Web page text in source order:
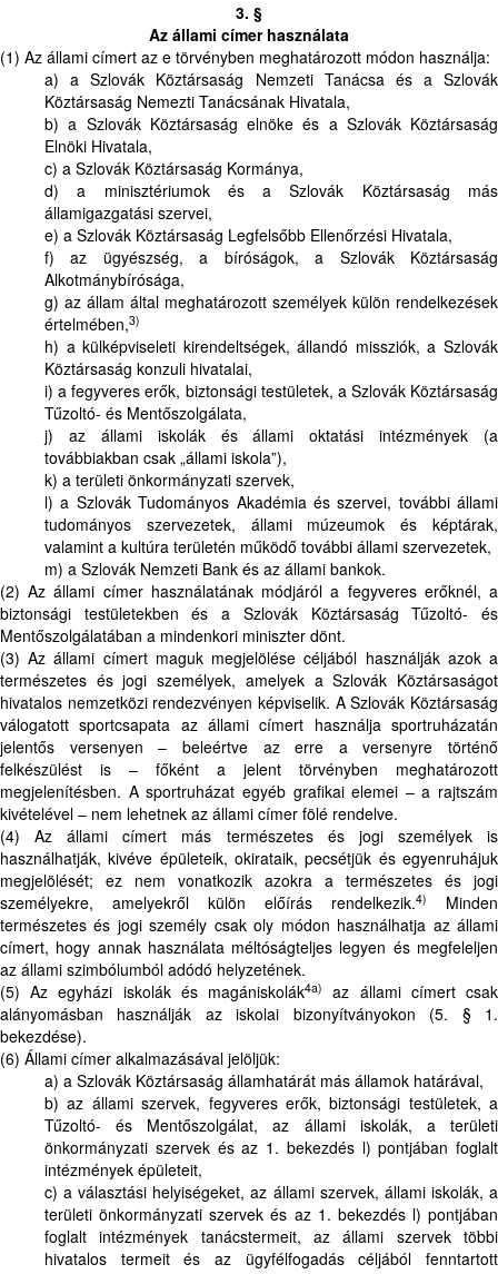
3. §
Az állami címer használata
(1) Az állami címert az e törvényben meghatározott módon használja:
a) a Szlovák Köztársaság Nemzeti Tanácsa és a Szlovák
Köztársaság Nemezti Tanácsának Hivatala,
b) a Szlovák Köztársaság elnöke és a Szlovák Köztársaság
Elnöki Hivatala,
c) a Szlovák Köztársaság Kormánya,
d) a minisztériumok és a Szlovák Köztársaság más
államigazgatási szervei,
e) a Szlovák Köztársaság Legfelsőbb Ellenőrzési Hivatala,
f) az ügyészség, a bíróságok, a Szlovák Köztársaság
Alkotmánybírósága,
g) az állam által meghatározott személyek külön rendelkezések
értelmében,3)
h) a külképviseleti kirendeltségek, állandó missziók, a Szlovák
Köztársaság konzuli hivatalai,
i) a fegyveres erők, biztonsági testületek, a Szlovák Köztársaság
Tűzoltó- és Mentőszolgálata,
j) az állami iskolák és állami oktatási intézmények (a
továbbiakban csak „állami iskola”),
k) a területi önkormányzati szervek,
l) a Szlovák Tudományos Akadémia és szervei, további állami
tudományos szervezetek, állami múzeumok és képtárak,
valamint a kultúra területén működő további állami szervezetek,
m) a Szlovák Nemzeti Bank és az állami bankok.
(2) Az állami címer használatának módjáról a fegyveres erőknél, a
biztonsági testületekben és a Szlovák Köztársaság Tűzoltó- és
Mentőszolgálatában a mindenkori miniszter dönt.
(3) Az állami címert maguk megjelölése céljából használják azok a
természetes és jogi személyek, amelyek a Szlovák Köztársaságot
hivatalos nemzetközi rendezvényen képviselik. A Szlovák Köztársaság
válogatott sportcsapata az állami címert használja sportruházatán
jelentős versenyen – beleértve az erre a versenyre történő
felkészülést is – főként a jelent törvényben meghatározott
megjelenítésben. A sportruházat egyéb grafikai elemei – a rajtszám
kivételével – nem lehetnek az állami címer fölé rendelve.
(4) Az állami címert más természetes és jogi személyek is
használhatják, kivéve épületeik, okirataik, pecsétjük és egyenruhájuk
megjelölését; ez nem vonatkozik azokra a természetes és jogi
személyekre, amelyekről külön előírás rendelkezik.4)
Minden
természetes és jogi személy csak oly módon használhatja az állami
címert, hogy annak használata méltóságteljes legyen és megfeleljen
az állami szimbólumból adódó helyzetének.
(5) Az egyházi iskolák és magániskolák4a)
az állami címert csak
alányomásban használják az iskolai bizonyítványokon (5. § 1.
bekezdése).
(6) Állami címer alkalmazásával jelöljük:
a) a Szlovák Köztársaság államhatárát más államok határával,
b) az állami szervek, fegyveres erők, biztonsági testületek, a
Tűzoltó- és Mentőszolgálat, az állami iskolák, a területi
önkormányzati szervek és az 1. bekezdés l) pontjában foglalt
intézmények épületeit,
c) a választási helyiségeket, az állami szervek, állami iskolák, a
területi önkormányzati szervek és az 1. bekezdés l) pontjában
foglalt intézmények tanácstermeit, az állami szervek többi
hivatalos termeit és az ügyfélfogadás céljából fenntartott